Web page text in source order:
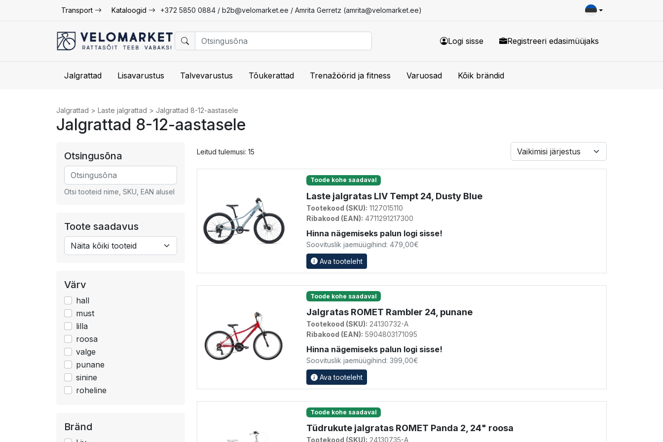
Transport Kataloogid +372 5850 0884 / b2b@velomarket.ee / Amrita Gerretz (amrita@velomarket.ee)
Logi sisse Registreeri edasimüüjaks
Jalgrattad Lisavarustus Talvevarustus Tõukerattad Trenažöörid ja fitness Varuosad Kõik brändid
Jalgrattad > Laste jalgrattad > Jalgrattad 8-12-aastasele
Jalgrattad 8-12-aastasele
Otsingusõna
Otsi tooteid nime, SKU, EAN alusel
Toote saadavus
Värv
hall
must
lilla
roosa
valge
punane
sinine
roheline
Bränd
Leitud tulemusi: 15
Toode kohe saadaval
Laste jalgratas LIV Tempt 24, Dusty Blue
Tootekood (SKU): 1127015110
Ribakood (EAN): 4711291217300
Hinna nägemiseks palun logi sisse!
Soovituslik jaemüügihind: 479,00€
Ava tooteleht
Toode kohe saadaval
Jalgratas ROMET Rambler 24, punane
Tootekood (SKU): 24130732-A
Ribakood (EAN): 5904803171095
Hinna nägemiseks palun logi sisse!
Soovituslik jaemüügihind: 399,00€
Ava tooteleht
Toode kohe saadaval
Tüdrukute jalgratas ROMET Panda 2, 24" roosa
Tootekood (SKU): 24130735-A